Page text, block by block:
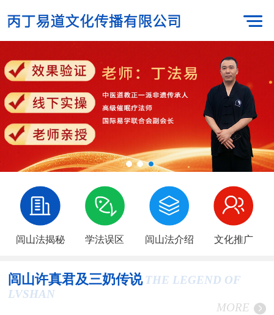
闾山法揭秘 学法误区 闾山法介绍 文化推广
闾山许真君及三奶传说 THE LEGEND OF
LVSHAN
MORE